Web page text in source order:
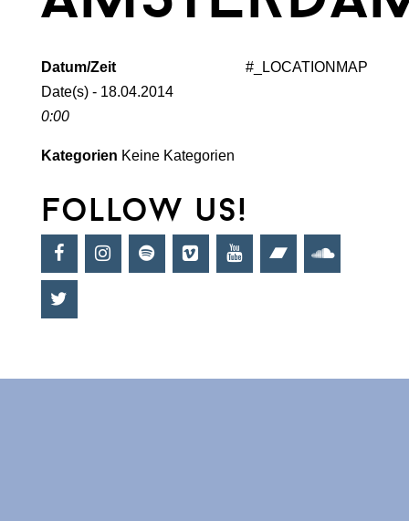
#_LOCATIONMAP
Datum/Zeit
Date(s) - 18.04.2014
0:00
Kategorien Keine Kategorien
follow us!